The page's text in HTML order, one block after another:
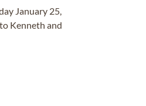
January 25,
Kenneth and